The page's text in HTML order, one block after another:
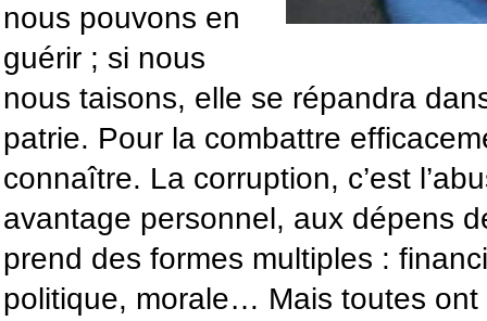
nous pouvons en
guérir ; si nous
nous taisons, elle se répandra
patrie. Pour la combattre
connaître. La corruption, c’est
avantage personnel, aux dépens
prend des formes multiples :
politique, morale… Mais toutes ont